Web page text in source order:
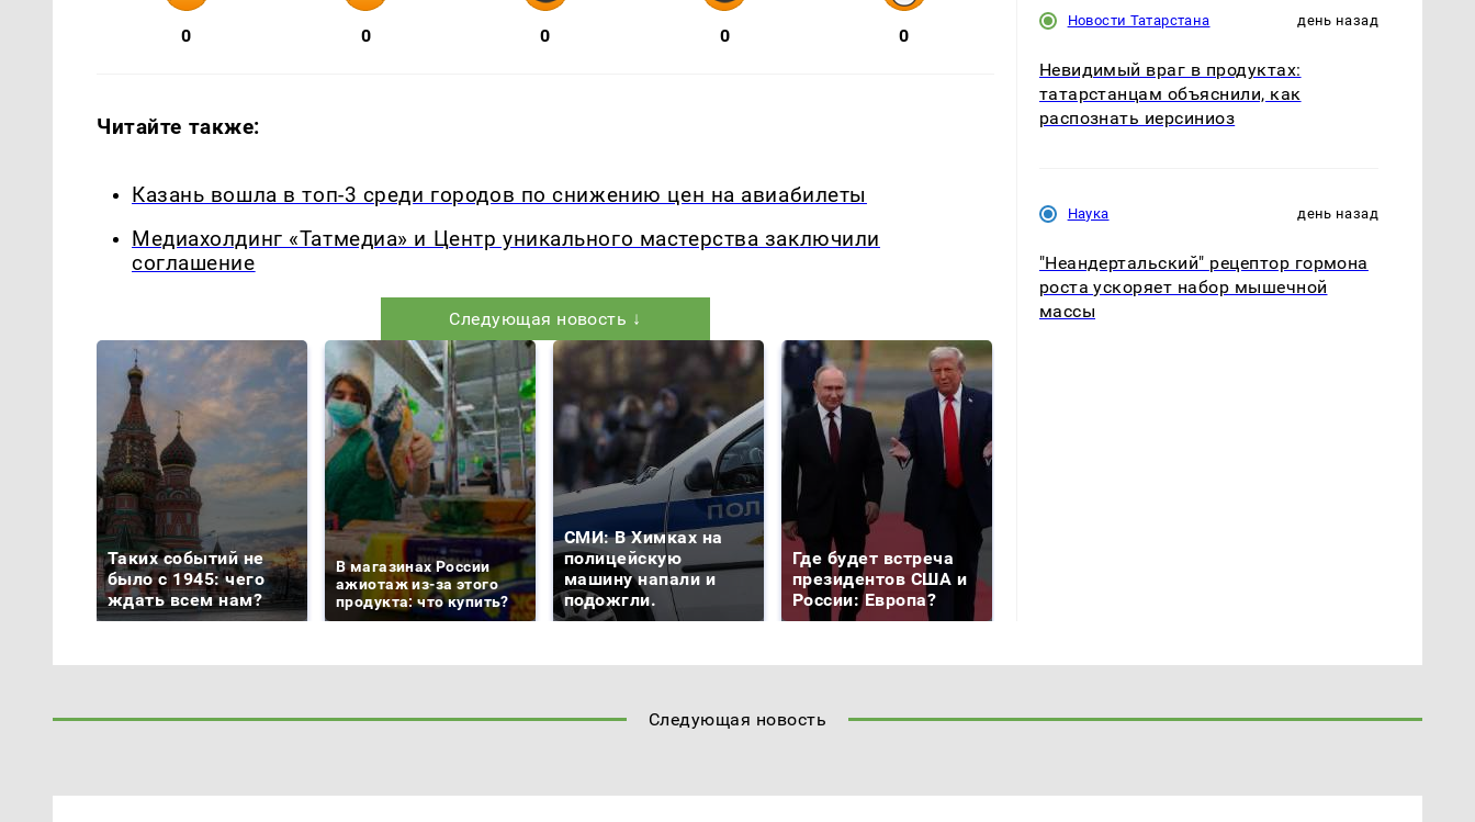
0 0 0 0 0
Читайте также:
Казань вошла в топ-3 среди городов по снижению цен на авиабилеты
Медиахолдинг «Татмедиа» и Центр уникального мастерства заключили
соглашение
Следующая новость ↓
Таких событий не
было с 1945: чего
ждать всем нам?
В магазинах России
ажиотаж из-за этого
продукта: что купить?
СМИ: В Химках на
полицейскую
машину напали и
подожгли.
Где будет встреча
президентов США и
России: Европа?
Новости Татарстана день назад
Невидимый враг в продуктах:
татарстанцам объяснили, как
распознать иерсиниоз
Наука день назад
"Неандертальский" рецептор гормона
роста ускоряет набор мышечной
массы
Следующая новость